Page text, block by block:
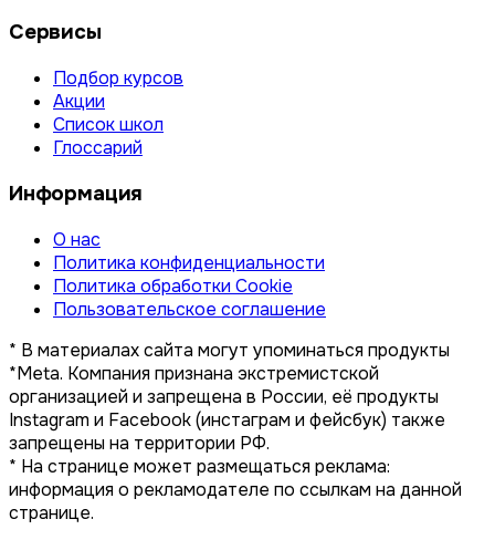
Сервисы
Подбор курсов
Акции
Список школ
Глоссарий
Информация
О нас
Политика конфиденциальности
Политика обработки Cookie
Пользовательское соглашение
* В материалах сайта могут упоминаться продукты
*Meta. Компания признана экстремистской
организацией и запрещена в России, её продукты
Instagram и Facebook (инстаграм и фейсбук) также
запрещены на территории РФ.
* На странице может размещаться реклама:
информация о рекламодателе по ссылкам на данной
странице.